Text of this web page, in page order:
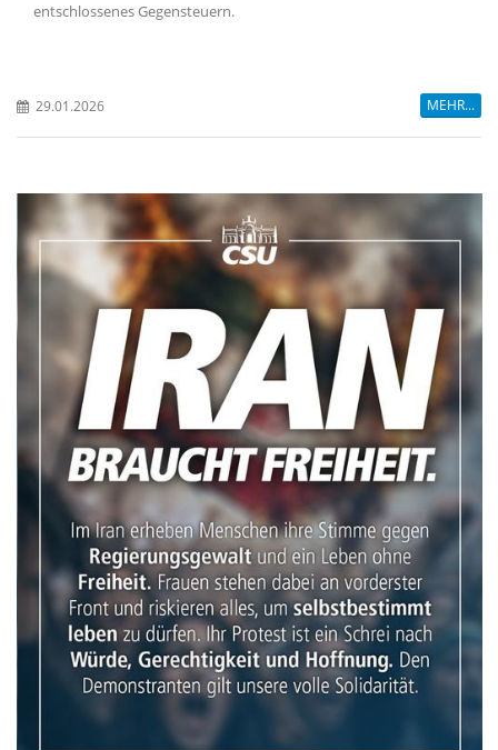
entschlossenes Gegensteuern.
29.01.2026 MEHR...